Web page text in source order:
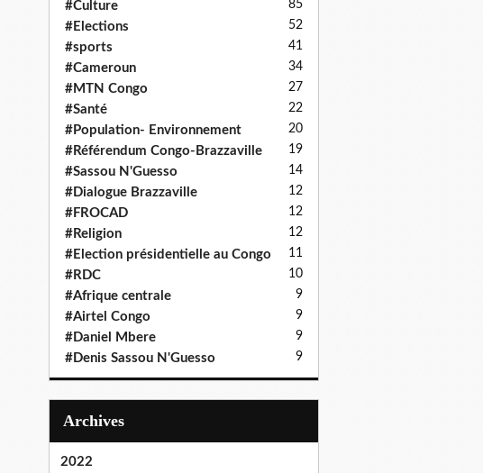
#Culture 85
#Elections 52
#sports 41
#Cameroun 34
#MTN Congo 27
#Santé 22
#Population- Environnement 20
#Référendum Congo-Brazzaville 19
#Sassou N'Guesso 14
#Dialogue Brazzaville 12
#FROCAD 12
#Religion 12
#Election présidentielle au Congo 11
#RDC 10
#Afrique centrale 9
#Airtel Congo 9
#Daniel Mbere 9
#Denis Sassou N'Guesso 9
Archives
2022